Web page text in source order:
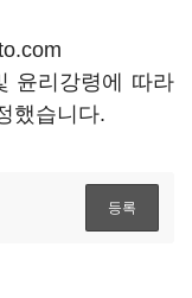
윤리강령에 따라
했습니다.